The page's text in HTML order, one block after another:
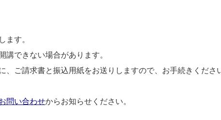
ます。
講できない場合があります。
、ご請求書と振込用紙をお送りしますので、お手続きくださ
問い合わせからお知らせください。